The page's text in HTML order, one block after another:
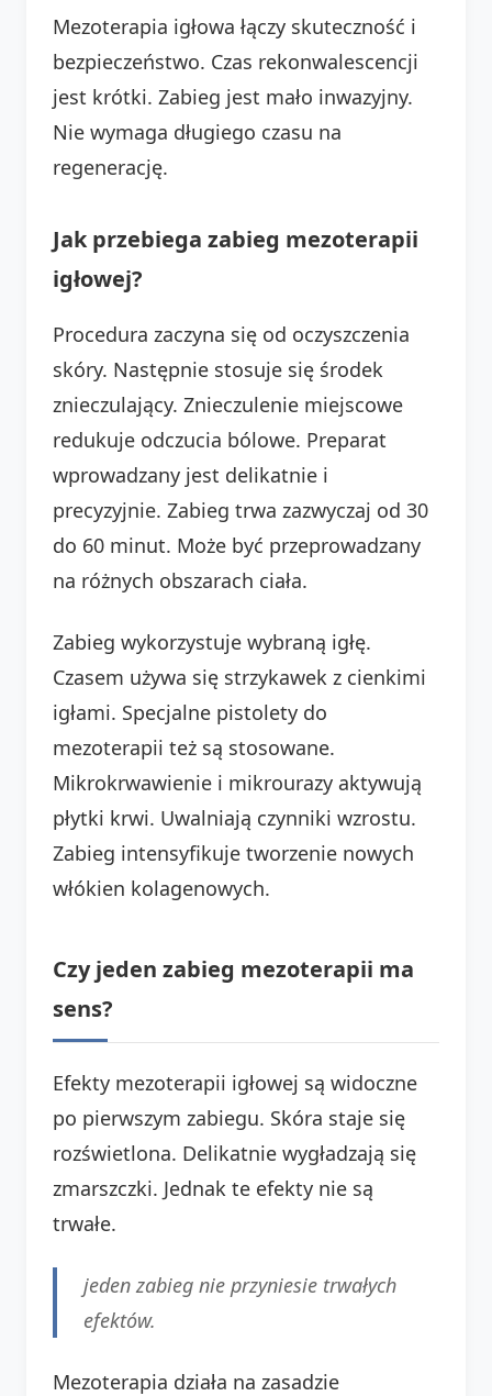
Mezoterapia igłowa łączy skuteczność i
bezpieczeństwo. Czas rekonwalescencji
jest krótki. Zabieg jest mało inwazyjny.
Nie wymaga długiego czasu na
regenerację.
Jak przebiega zabieg mezoterapii
igłowej?
Procedura zaczyna się od oczyszczenia
skóry. Następnie stosuje się środek
znieczulający. Znieczulenie miejscowe
redukuje odczucia bólowe. Preparat
wprowadzany jest delikatnie i
precyzyjnie. Zabieg trwa zazwyczaj od 30
do 60 minut. Może być przeprowadzany
na różnych obszarach ciała.
Zabieg wykorzystuje wybraną igłę.
Czasem używa się strzykawek z cienkimi
igłami. Specjalne pistolety do
mezoterapii też są stosowane.
Mikrokrwawienie i mikrourazy aktywują
płytki krwi. Uwalniają czynniki wzrostu.
Zabieg intensyfikuje tworzenie nowych
włókien kolagenowych.
Czy jeden zabieg mezoterapii ma
sens?
Efekty mezoterapii igłowej są widoczne
po pierwszym zabiegu. Skóra staje się
rozświetlona. Delikatnie wygładzają się
zmarszczki. Jednak te efekty nie są
trwałe.
jeden zabieg nie przyniesie trwałych
efektów.
Mezoterapia działa na zasadzie